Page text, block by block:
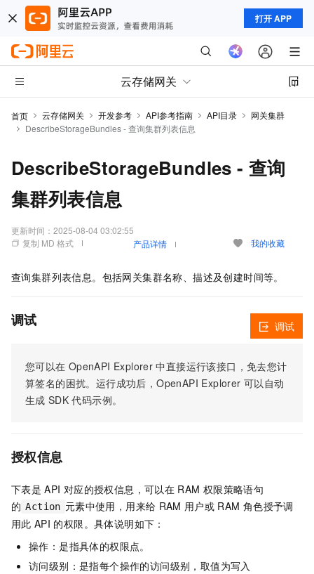
打开 APP
云存储网关
首页 云存储网关 开发参考 API参考指南 API目录
网关集群
DescribeStorageBundles - 查询集群列表信息
DescribeStorageBundles - 查询
集群列表信息
更新时间： 2025-08-04 03:02:55
复制 MD 格式
产品详情 我的收藏
查询集群列表信息。包括网关集群名称、描述及创建时间等。
调试
您可以在 OpenAPI Explorer 中直接运行该接口，免去您计
算签名的困扰。运行成功后，OpenAPI Explorer 可以自动
生成 SDK 代码示例。
调试
授权信息
下表是 API 对应的授权信息，可以在 RAM 权限策略语句
的 Action 元素中使用，用来给 RAM 用户或 RAM 角色授予调
用此 API 的权限。具体说明如下：
操作：是指具体的权限点。
访问级别：是指每个操作的访问级别，取值为写入